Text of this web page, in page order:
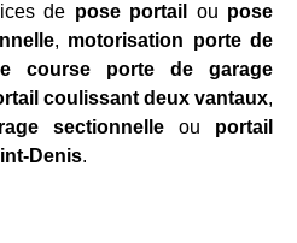
de pose portail ou pose
, motorisation porte de
course porte de garage
coulissant deux vantaux,
sectionnelleou portail
Denis.